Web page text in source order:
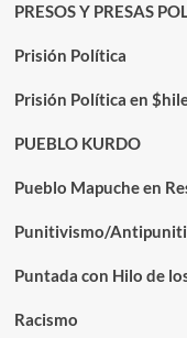
PRESOS Y PRESAS
Prisión Política
Prisión Política en
PUEBLO KURDO
Pueblo Mapuche en
Punitivismo/
Puntada con Hilo de
Racismo